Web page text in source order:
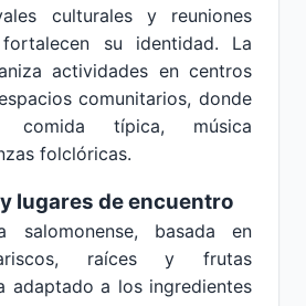
culturales y reuniones
su identidad. La
actividades en centros
comunitarios, donde
comida típica, música
folclóricas.
lugares de encuentro
salomonense, basada en
raíces y frutas
adaptado a los ingredientes